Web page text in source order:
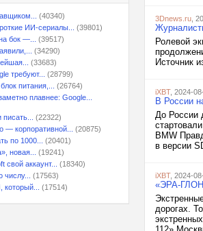
(40340)
ИИ-сериалы...
(39801)
бок —...
(39517)
(34290)
(33683)
требуют...
(28799)
питания,...
(26764)
плавнее: Google...
(22322)
— корпоративной...
(20875)
по 1000...
(20401)
новая...
(19241)
свой аккаунт...
(18340)
(17563)
(17514)
3Dnews.ru ,
Ролевой
Источник
iXBT, 2024-
В России
До России
BMW
в версии
iXBT, 2024-
«ЭРА-
дорогах.